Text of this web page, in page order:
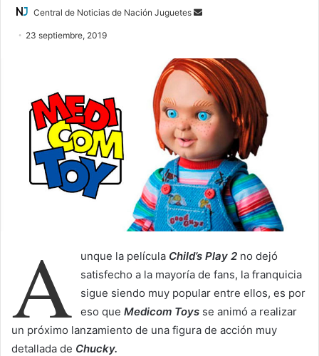
Central de Noticias de Nación Juguetes
d
a
n
e
m
a
i
l
23 septiembre, 2019
A unque la película Child’s Play 2 no dejó
satisfecho a la mayoría de fans, la franquicia
sigue siendo muy popular entre ellos, es por
eso que Medicom Toys se animó a realizar
un próximo lanzamiento de una figura de acción muy
detallada de Chucky.